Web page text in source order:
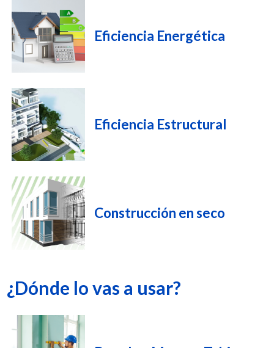
Eficiencia Energética
Eficiencia Estructural
Construcción en seco
¿Dónde lo vas a usar?